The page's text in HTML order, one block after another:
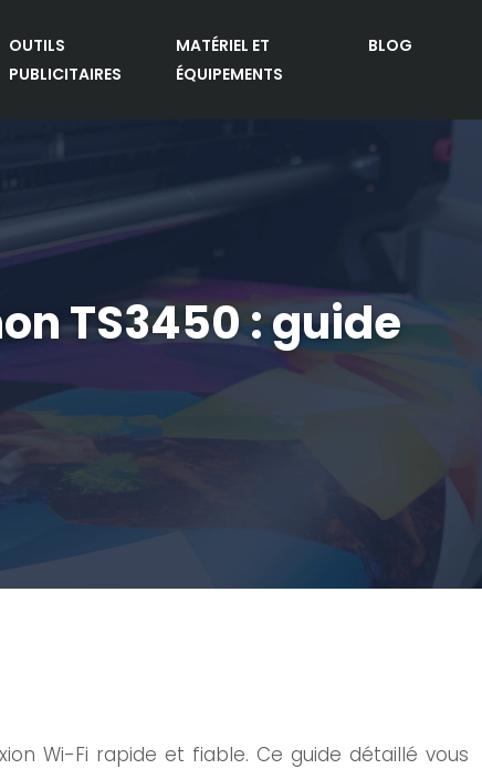
OUTILS
PUBLICITAIRES
MATÉRIEL ET
ÉQUIPEMENTS
BLOG
TS3450 : guide
Wi-Fi rapide et fiable. Ce guide détaillé vous